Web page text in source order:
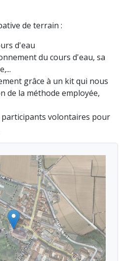
de terrain :
d'eau
du cours d'eau, sa
grâce à un kit qui nous
de la méthode employée,
participants volontaires pour